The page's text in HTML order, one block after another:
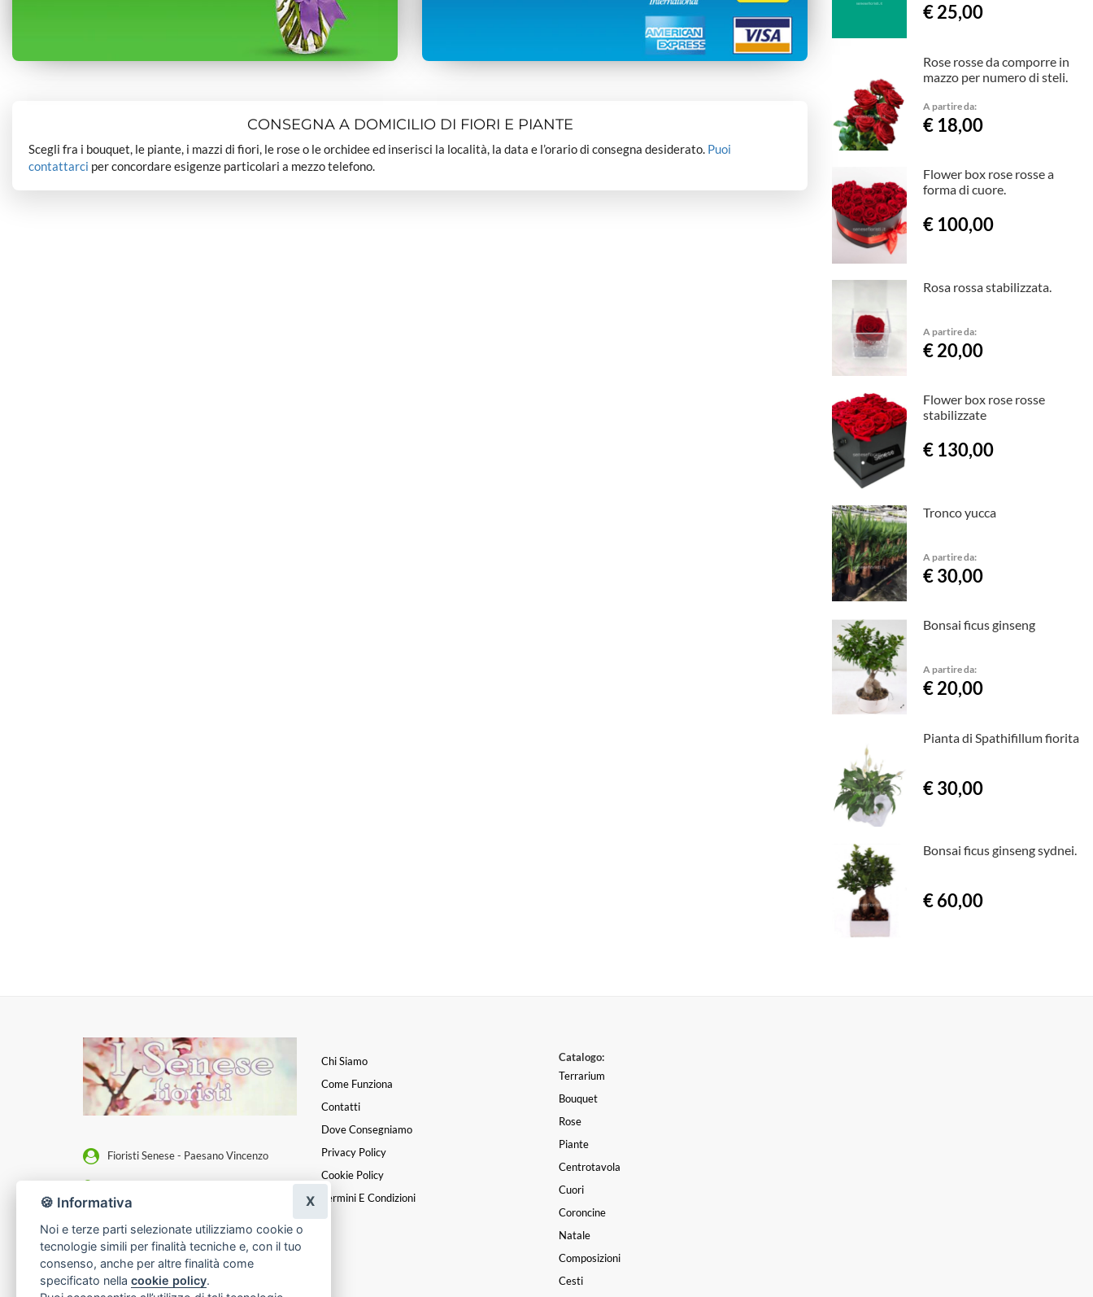
CONSEGNA A DOMICILIO DI FIORI E PIANTE
Scegli fra i bouquet, le piante, i mazzi di fiori, le rose o le orchidee ed inserisci la località, la data e l’orario di consegna desiderato. Puoi
contattarci per concordare esigenze particolari a mezzo telefono.
€ 25,00
Rose rosse da comporre in
mazzo per numero di steli.
A partire da:
€ 18,00
Flower box rose rosse a
forma di cuore.
€ 100,00
Rosa rossa stabilizzata.
A partire da:
€ 20,00
Flower box rose rosse
stabilizzate
€ 130,00
Tronco yucca
A partire da:
€ 30,00
Bonsai ficus ginseng
A partire da:
€ 20,00
Pianta di Spathifillum fiorita
€ 30,00
Bonsai ficus ginseng sydnei.
€ 60,00
Fioristi Senese - Paesano Vincenzo
Napoli (Napoli)
3663564216
[email protected]
P. IVA 07183841217
Chi Siamo
Come Funziona
Contatti
Dove Consegniamo
Privacy Policy
Cookie Policy
Termini E Condizioni
Catalogo:
Terrarium
Bouquet
Rose
Piante
Centrotavola
Cuori
Coroncine
Natale
Composizioni
Cesti
🍪 Informativa
Noi e terze parti selezionate utilizziamo cookie o
tecnologie simili per finalità tecniche e, con il tuo
consenso, anche per altre finalità come
specificato nella cookie policy.
X